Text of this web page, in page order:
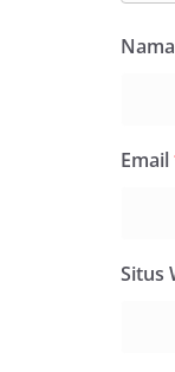
Nama
Email
Situs